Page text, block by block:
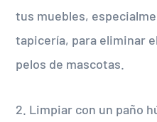
tus muebles,
tapicería, para eliminar
pelos de mascotas.
2. Limpiar con un paño